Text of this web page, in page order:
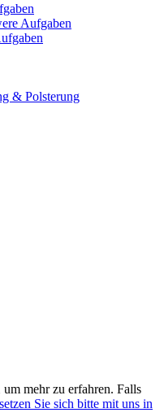
Aufgaben
& Polsterung
mehr zu erfahren. Falls
setzen Sie sich bitte mit uns in